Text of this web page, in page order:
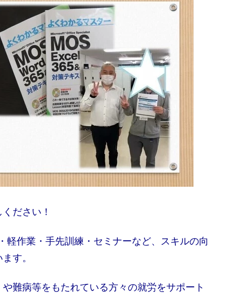
ださい！
作業・手先訓練・セミナーなど、スキルの向
す。
難病等をもたれている方々の就労をサポート